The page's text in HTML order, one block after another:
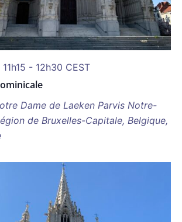
- 12h30 CEST
Dame de Laeken Parvis Notre-
de Bruxelles-Capitale, Belgique,